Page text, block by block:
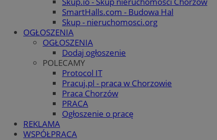
SmartHalls.com - Budowa Hal
Skup - nieruchomosci.org
OGŁOSZENIA
OGŁOSZENIA
Dodaj ogłoszenie
POLECAMY
Protocol IT
Pracuj.pl - praca w Chorzowie
Praca Chorzów
PRACA
Ogłoszenie o pracę
REKLAMA
WSPÓŁPRACA